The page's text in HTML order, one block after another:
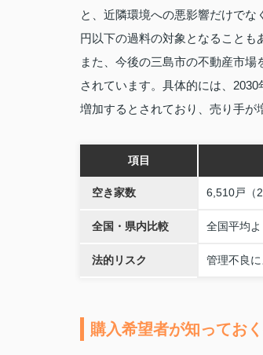
と、近隣環境への悪影響だけで
円以下の過料の対象となることも
また、今後の三島市の不動産市
されています。具体的には、
増加するとされており、売り手が
項目
空き家数 6,510戸（
全国・県内比較 全国平均
法的リスク 管理不良
購入希望者が知ってお